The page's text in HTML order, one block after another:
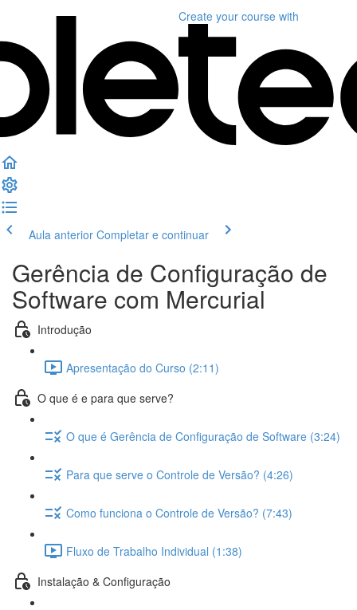
Create your course with
Aula anterior Completar e continuar
Gerência de Configuração de
Software com Mercurial
Introdução
Apresentação do Curso (2:11)
O que é e para que serve?
O que é Gerência de Configuração de Software (3:24)
Para que serve o Controle de Versão? (4:26)
Como funciona o Controle de Versão? (7:43)
Fluxo de Trabalho Individual (1:38)
Instalação & Configuração